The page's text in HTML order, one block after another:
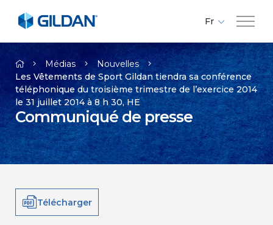
Compagnie
Marques
Investisseurs
Médias
Fr
En
Es
Médias
Nouvelles
Les Vêtements de Sport Gildan tiendra sa conférence
téléphonique du troisième trimestre de l’exercice 2014
le 31 juillet 2014 à 8 h 30, HE
Communiqué de presse
Télécharger